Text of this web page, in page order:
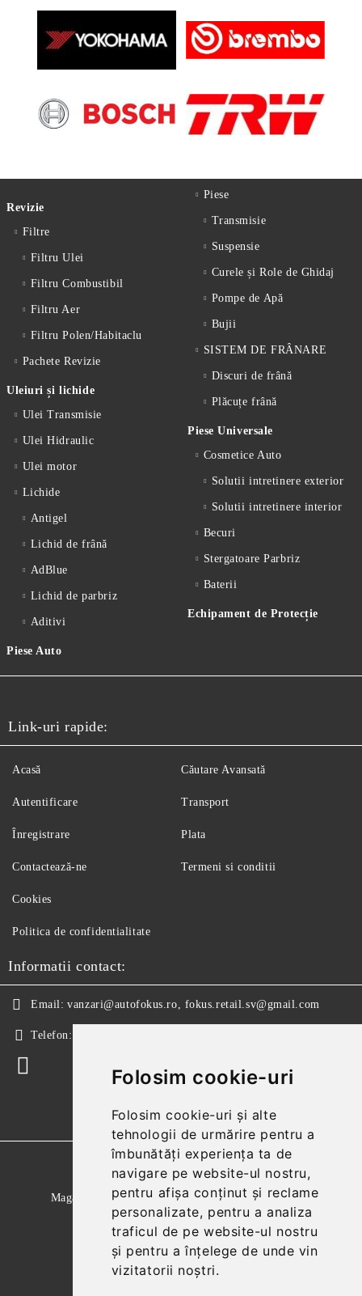
Folosim cookie-uri
Folosim cookie-uri și alte
tehnologii de urmărire pentru a
îmbunătăți experiența ta de
navigare pe website-ul nostru,
pentru afișa conținut și reclame
personalizate, pentru a analiza
traficul de pe website-ul nostru
și pentru a înțelege de unde vin
vizitatorii noștri.
Revizie
Filtre
Filtru Ulei
Filtru Combustibil
Filtru Aer
Filtru Polen/Habitaclu
Pachete Revizie
Uleiuri și lichide
Ulei Transmisie
Ulei Hidraulic
Ulei motor
Lichide
Antigel
Lichid de frânǎ
AdBlue
Lichid de parbriz
Aditivi
Piese Auto
Piese
Transmisie
Suspensie
Curele și Role de Ghidaj
Pompe de Apă
Bujii
SISTEM DE FRÂNARE
Discuri de frână
Plăcuțe frână
Piese Universale
Cosmetice Auto
Solutii intretinere exterior
Solutii intretinere interior
Becuri
Stergatoare Parbriz
Baterii
Echipament de Protecție
Link-uri rapide:
Acasă
Autentificare
Înregistrare
Contactează-ne
Căutare Avansată
Transport
Plata
Termeni si conditii
Cookies
Politica de confidentialitate
Informatii contact:
Email: vanzari@autofokus.ro, fokus.retail.sv@gmail.com
Telefon:
Magazinul nostru respecta 100% prevederile GDPR.
Citeste politica de confidentialitate
Informatiile mele personale